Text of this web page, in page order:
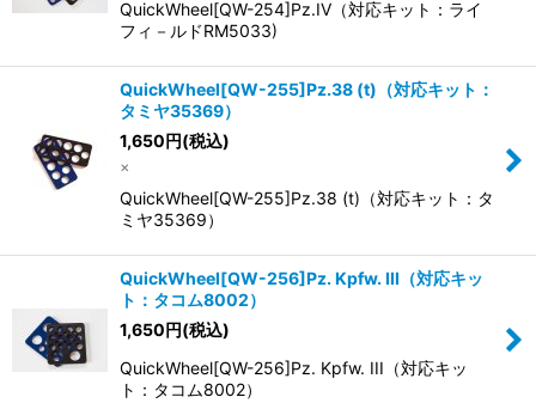
QuickWheel[QW-254]Pz.IV（対応キット：ライ
フィ－ルドRM5033)
QuickWheel[QW-255]Pz.38 (t)（対応キット：
タミヤ35369）
1,650円(税込)
×
QuickWheel[QW-255]Pz.38 (t)（対応キット：タ
ミヤ35369）
QuickWheel[QW-256]Pz. Kpfw. III（対応キッ
ト：タコム8002）
1,650円(税込)
QuickWheel[QW-256]Pz. Kpfw. III（対応キッ
ト：タコム8002）